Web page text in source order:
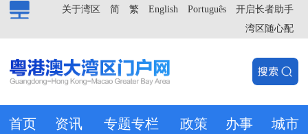
开启长者助手
Português
English
繁
简
关于湾区
湾区随心配
首页 资讯 专题专栏 政策 办事 城市